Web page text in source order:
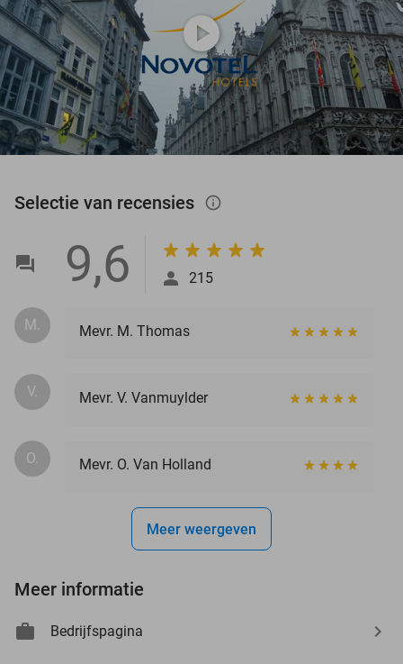
play_circle
Selectie van recensies info_outlined
9,6 215
M. Mevr. M. Thomas
V. Mevr. V. Vanmuylder
O. Mevr. O. Van Holland
Meer weergeven
Meer informatie
Bedrijfspagina